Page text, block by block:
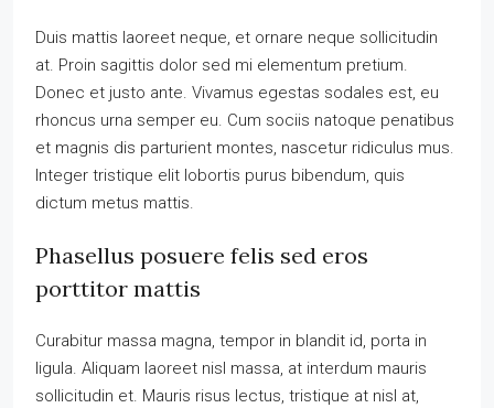
Duis mattis laoreet neque, et ornare neque sollicitudin
at. Proin sagittis dolor sed mi elementum pretium.
Donec et justo ante. Vivamus egestas sodales est, eu
rhoncus urna semper eu. Cum sociis natoque penatibus
et magnis dis parturient montes, nascetur ridiculus mus.
Integer tristique elit lobortis purus bibendum, quis
dictum metus mattis.
Phasellus posuere felis sed eros
porttitor mattis
Curabitur massa magna, tempor in blandit id, porta in
ligula. Aliquam laoreet nisl massa, at interdum mauris
sollicitudin et. Mauris risus lectus, tristique at nisl at,